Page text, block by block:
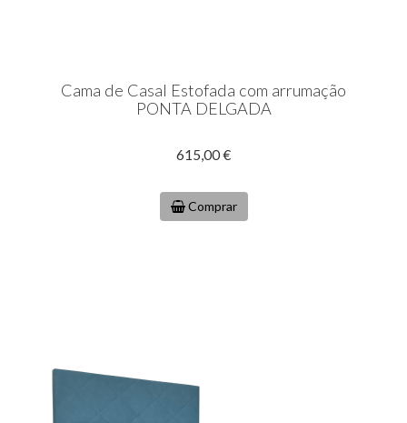
Cama de Casal Estofada com arrumação
PONTA DELGADA
615,00 €
Comprar